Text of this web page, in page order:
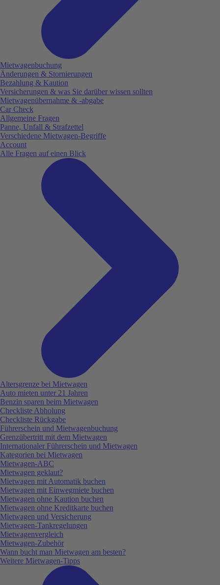
Mietwagenbuchung
Änderungen & Stornierungen
Bezahlung & Kaution
Versicherungen & was Sie darüber wissen sollten
Mietwagenübernahme & -abgabe
Car Check
Allgemeine Fragen
Panne, Unfall & Strafzettel
Verschiedene Mietwagen-Begriffe
Account
Alle Fragen auf einen Blick
Altersgrenze bei Mietwagen
Auto mieten unter 21 Jahren
Benzin sparen beim Mietwagen
Checkliste Abholung
Checkliste Rückgabe
Führerschein und Mietwagenbuchung
Grenzübertritt mit dem Mietwagen
Internationaler Führerschein und Mietwagen
Kategorien bei Mietwagen
Mietwagen-ABC
Mietwagen geklaut?
Mietwagen mit Automatik buchen
Mietwagen mit Einwegmiete buchen
Mietwagen ohne Kaution buchen
Mietwagen ohne Kreditkarte buchen
Mietwagen und Versicherung
Mietwagen-Tankregelungen
Mietwagenvergleich
Mietwagen-Zubehör
Wann bucht man Mietwagen am besten?
Weitere Mietwagen-Tipps